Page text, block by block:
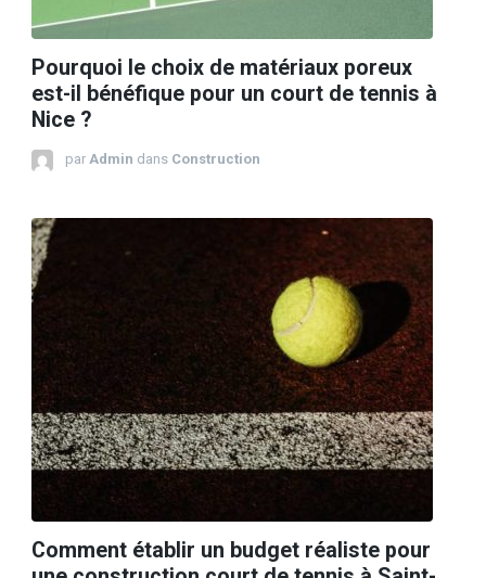
Pourquoi le choix de matériaux poreux
est-il bénéfique pour un court de tennis à
Nice ?
par Admin dans Construction
Comment établir un budget réaliste pour